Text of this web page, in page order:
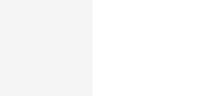
Cathay Pacific
プライオリティ